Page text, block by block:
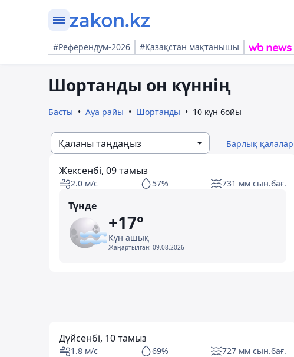
#Референдум-2026 #Қазақстан мақтанышы
Шортанды он күннің
Басты Ауа райы Шортанды 10 күн бойы
Қаланы таңдаңыз Барлық қалалар
Жексенбі, 09 тамыз
2.0 м/с 57% 731 мм сын.бағ.
Түнде
+17°
Күн ашық
Жаңартылған: 09.08.2026
Дүйсенбі, 10 тамыз
1.8 м/с 69% 727 мм сын.бағ.